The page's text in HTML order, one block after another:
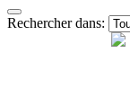
Rechercher dans: